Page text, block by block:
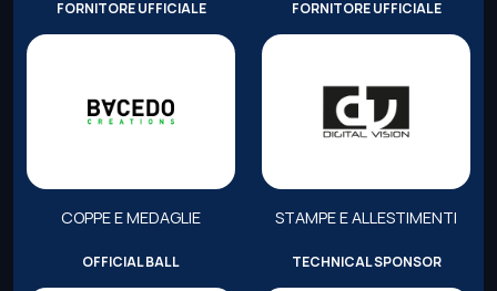
FORNITORE UFFICIALE
COPPE E MEDAGLIE
FORNITORE UFFICIALE
STAMPE E ALLESTIMENTI
OFFICIAL BALL TECHNICAL SPONSOR